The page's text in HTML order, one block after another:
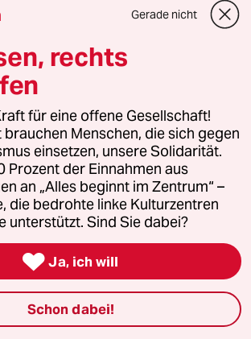
Gerade nicht
rechts
für eine offene Gesellschaft!
Menschen, die sich gegen
einsetzen, unsere Solidarität.
Prozent der Einnahmen aus
an „Alles beginnt im Zentrum“ –
die bedrohte linke Kulturzentren
unterstützt. Sind Sie dabei?
 Ja, ich will
Schon dabei!